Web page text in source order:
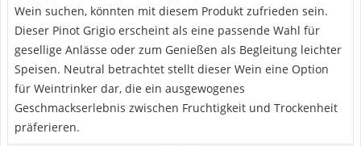
Wein suchen, könnten mit diesem Produkt zufrieden sein.
Dieser Pinot Grigio erscheint als eine passende Wahl für
gesellige Anlässe oder zum Genießen als Begleitung leichter
Speisen. Neutral betrachtet stellt dieser Wein eine Option
für Weintrinker dar, die ein ausgewogenes
Geschmackserlebnis zwischen Fruchtigkeit und Trockenheit
präferieren.